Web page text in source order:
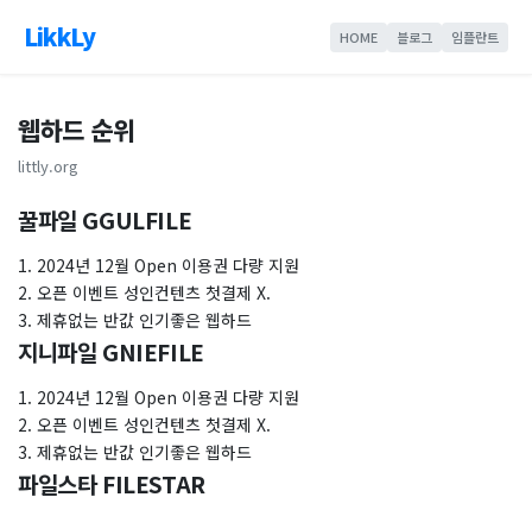
LikkLy HOME 블로그 임플란트
웹하드 순위
littly.org
꿀파일 GGULFILE
1. 2024년 12월 Open 이용권 다량 지원
2. 오픈 이벤트 성인컨텐츠 첫결제 X.
3. 제휴없는 반값 인기좋은 웹하드
지니파일 GNIEFILE
1. 2024년 12월 Open 이용권 다량 지원
2. 오픈 이벤트 성인컨텐츠 첫결제 X.
3. 제휴없는 반값 인기좋은 웹하드
파일스타 FILESTAR